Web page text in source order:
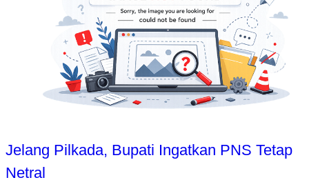
Jelang Pilkada, Bupati Ingatkan PNS Tetap
Netral